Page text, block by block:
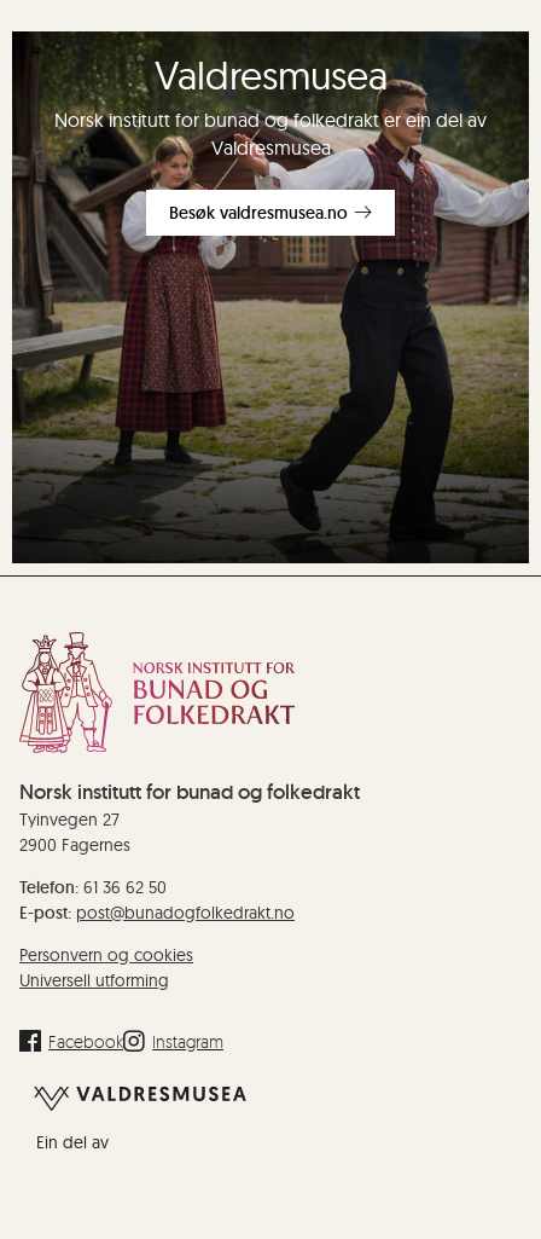
Valdresmusea
Norsk institutt for bunad og folkedrakt er ein del av
Valdresmusea
Besøk valdresmusea.no
Norsk institutt for bunad og folkedrakt
Tyinvegen 27
2900 Fagernes
Telefon: 61 36 62 50
E-post: post@bunadogfolkedrakt.no
Personvern og cookies
Universell utforming
Facebook Instagram
Ein del av